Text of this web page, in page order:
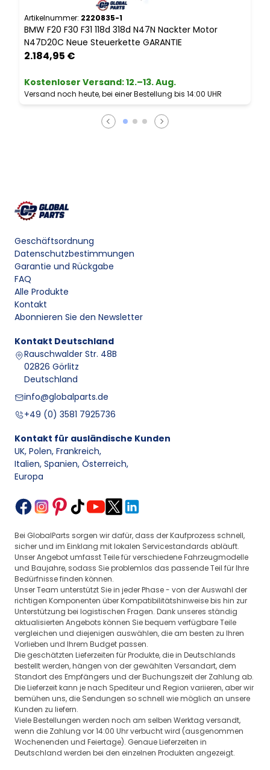
Artikelnummer: 2220835-1
BMW F20 F30 F31 118d 318d N47N Nackter Motor
N47D20C Neue Steuerkette GARANTIE
2.184,95 €
Kostenloser Versand:12.–13. Aug.
Versand noch heute, bei einer Bestellung bis 14:00 UHR
Geschäftsordnung
Datenschutzbestimmungen
Garantie und Rückgabe
FAQ
Alle Produkte
Kontakt
Abonnieren Sie den Newsletter
Kontakt Deutschland
Rauschwalder Str. 48B
02826 Görlitz
Deutschland
info@globalparts.de
+49 (0) 3581 7925736
Kontakt für ausländische Kunden
UK, Polen, Frankreich,
Italien, Spanien, Österreich,
Europa
Bei GlobalParts sorgen wir dafür, dass der Kaufprozess schnell,
sicher und im Einklang mit lokalen Servicestandards abläuft.
Unser Angebot umfasst Teile für verschiedene Fahrzeugmodelle
und Baujahre, sodass Sie problemlos das passende Teil für Ihre
Bedürfnisse finden können.
Unser Team unterstützt Sie in jeder Phase - von der Auswahl der
richtigen Komponenten über Kompatibilitätshinweise bis hin zur
Unterstützung bei logistischen Fragen. Dank unseres ständig
aktualisierten Angebots können Sie bequem verfügbare Teile
vergleichen und diejenigen auswählen, die am besten zu Ihren
Vorlieben und Ihrem Budget passen.
Die geschätzten Lieferzeiten für Produkte, die in Deutschlands
bestellt werden, hängen von der gewählten Versandart, dem
Standort des Empfängers und der Buchungszeit der Zahlung ab.
Die Lieferzeit kann je nach Spediteur und Region variieren, aber wir
bemühen uns, die Sendungen so schnell wie möglich an unsere
Kunden zu liefern.
Viele Bestellungen werden noch am selben Werktag versandt,
wenn die Zahlung vor 14:00 Uhr verbucht wird (ausgenommen
Wochenenden und Feiertage). Genaue Lieferzeiten in
Deutschland werden bei den einzelnen Produkten angezeigt.